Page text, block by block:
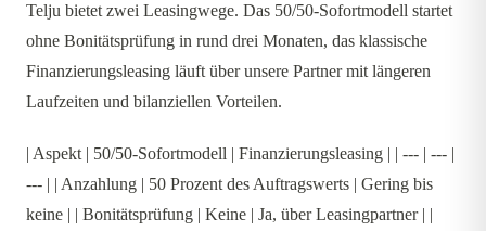
Telju bietet zwei Leasingwege. Das 50/50-Sofortmodell startet
ohne Bonitätsprüfung in rund drei Monaten, das klassische
Finanzierungsleasing läuft über unsere Partner mit längeren
Laufzeiten und bilanziellen Vorteilen.
| Aspekt | 50/50-Sofortmodell | Finanzierungsleasing | | --- | --- |
--- | | Anzahlung | 50 Prozent des Auftragswerts | Gering bis
keine | | Bonitätsprüfung | Keine | Ja, über Leasingpartner | |